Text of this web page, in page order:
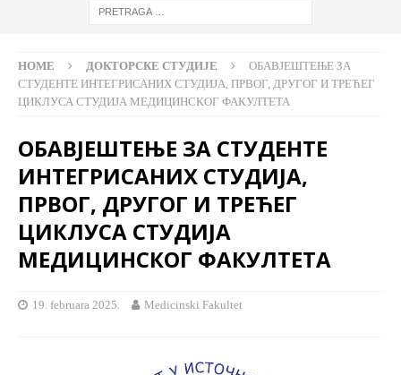
МЕДИЦИНСКИ ФАКУЛТЕТ УНИВЕРЗИТЕТА У ИСТОЧНОМ
HOME ДОКТОРСКЕ СТУДИЈЕ
ОБАВЈЕШТЕЊЕ ЗА
СТУДЕНТЕ ИНТЕГРИСАНИХ СТУДИЈА, ПРВОГ, ДРУГОГ И ТРЕЋЕГ
ЦИКЛУСА СТУДИЈА МЕДИЦИНСКОГ ФАКУЛТЕТА
ОБАВЈЕШТЕЊЕ ЗА СТУДЕНТЕ
ИНТЕГРИСАНИХ СТУДИЈА,
ПРВОГ, ДРУГОГ И ТРЕЋЕГ
ЦИКЛУСА СТУДИЈА
МЕДИЦИНСКОГ ФАКУЛТЕТА
19. februara 2025. Medicinski Fakultet